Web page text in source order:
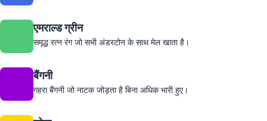
एमराल्ड ग्रीन
समृद्ध रत्न रंग जो सभी अंडरटोन के साथ मेल खाता है।
बैंगनी
गहरा बैंगनी जो नाटक जोड़ता है बिना अधिक भारी हुए।